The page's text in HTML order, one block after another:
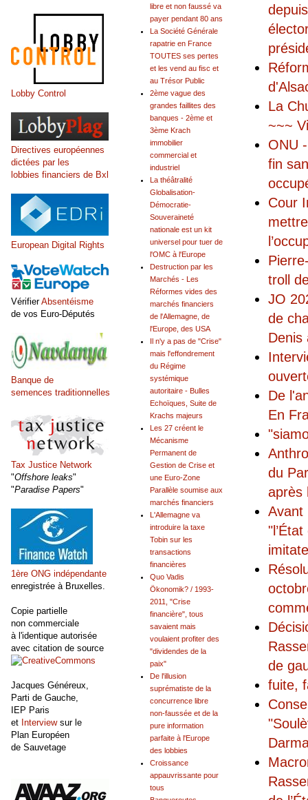
La
~~~
ONU
fin
Cour
troll
JO
de
Denis
De
En
du
après
Avant
de
fuite,
libre et non faussé va
payer pendant 80 ans
La Société Générale
rapatrie en France
TOUTES ses pertes
et les vend au fisc et
au Trésor Public
2ème vague des
grandes faillites des
banques - 2ème et
3ème Krach
immobilier
commercial et
industriel
La théâtralité
Globalisation-
Démocratie-
Souveraineté
nationale est un kit
universel pour tuer de
l'OMC à l'Europe
Destruction par les
Marchés - Les
Réformes vides des
marchés financiers
de l'Allemagne, de
l'Europe, des USA
Il n'y a pas de "Crise"
mais l'effondrement
du Régime
systémique
autoritaire - Bulles
Echoïques, Suite de
Krachs majeurs
Les 27 créent le
Mécanisme
Permanent de
Gestion de Crise et
une Euro-Zone
Parallèle soumise aux
marchés financiers
L'Allemagne va
introduire la taxe
Tobin sur les
transactions
financières
Quo Vadis
Ökonomik? / 1993-
2011, "Crise
financière", tous
savaient mais
voulaient profiter des
"dividendes de la
paix"
De l'illusion
suprématiste de la
concurrence libre
non-faussée et de la
pure information
parfaite à l'Europe
des lobbies
Croissance
appauvrissante pour
tous
Lobby Control
Directives européennes
dictées par les
lobbies financiers de Bxl
European Digital Rights
VérifierAbsentéisme
de vos Euro-Députés
Banque de
semences traditionnelles
Tax Justice Network
"Offshore leaks"
"Paradise Papers"
1ère ONG indépendante
enregistrée à Bruxelles.
Copie partielle
non commerciale
à l'identique autorisée
avec citation de source
Jacques Généreux,
Parti de Gauche,
IEP Paris
et Interviewsur le
Plan Européen
de Sauvetage